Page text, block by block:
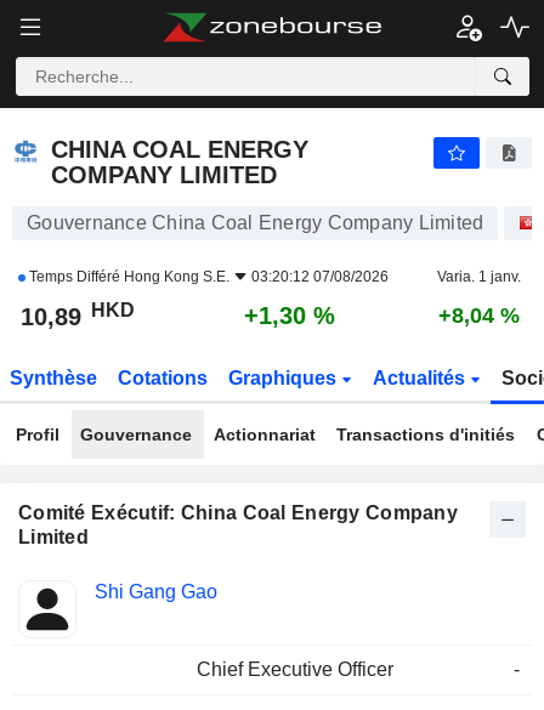
CHINA COAL ENERGY
COMPANY LIMITED
Gouvernance China Coal Energy Company Limited
Temps Différé Hong Kong S.E. 03:20:12 07/08/2026 Varia. 1 janv.
10,89 HKD +1,30 % +8,04 %
Synthèse Cotations Graphiques Actualités
Profil Gouvernance Actionnariat Transactions d'initiés
Comité Exécutif: China Coal Energy Company
Limited
Dirigeant
Fonctions
occupées
Shi Gang Gao
Chief Executive Officer -